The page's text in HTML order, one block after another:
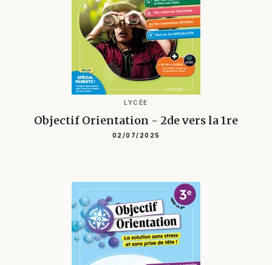
LYCÉE
Objectif Orientation - 2de vers la 1re
02/07/2025